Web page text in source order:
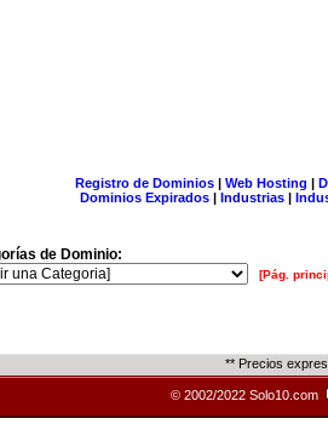
Registro de Dominios| Web Hosting |
Dominios Expirados | Industrias |
de Dominio:
[Pág.
** Precios
© 2002/2022 Solo10.com